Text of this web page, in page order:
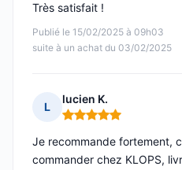
Publié le 15/02/2025 à 09h03
suite à un achat du 03/02/2025
Très satisfait !
L
lucien K.
Note : 5 sur 5
Je recommande fortement,
commander chez KLOPS,